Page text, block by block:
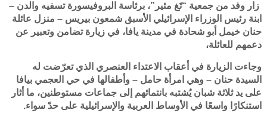
زار وفد من جمعية “تَغ مئير”، برئاسة البروفيسورة تسفيه والدن –
ابنة رئيس الوزراء الإسرائيلي الأسبق شمعون بيريس – منزل عائلة
حنان خيمل أبو شحادة في مدينة يافا، في زيارة تضامن وتعبير عن
دعمهم للعائلة،
وجاءت الزيارة في أعقاب الاعتداء العنصري الذي تعرّضت له
السيدة حنان – وهي امرأة حامل – وأطفالها في حي العجمي بيافا
على يد ثلاثة شبان يُشتبه بانتمائهم إلى جماعات مستوطنين، ما أثار
استنكارًا واسعًا في الأوساط العربية والإسرائيلية على حدّ سواء.